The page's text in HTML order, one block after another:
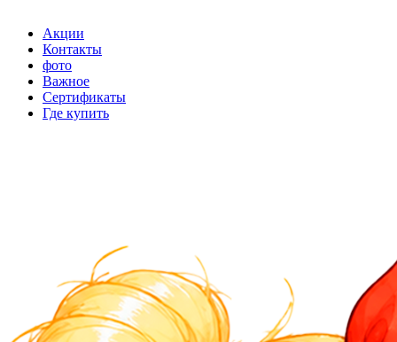
Акции
Контакты
фото
Важное
Сертификаты
Где купить